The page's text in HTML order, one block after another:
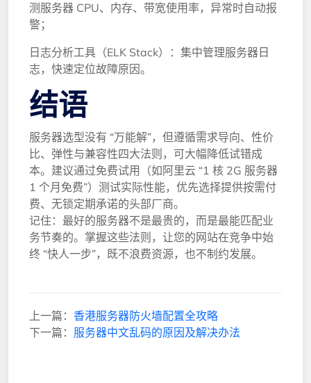
测服务器 CPU、内存、带宽使用率，异常时自动报
警；
日志分析工具（ELK Stack）：集中管理服务器日
志，快速定位故障原因。
结语
服务器选型没有 “万能解”，但遵循需求导向、性价
比、弹性与兼容性四大法则，可大幅降低试错成
本。建议通过免费试用（如阿里云 “1 核 2G 服务器
1 个月免费”）测试实际性能，优先选择提供按需付
费、无锁定期承诺的头部厂商。
记住：最好的服务器不是最贵的，而是最能匹配业
务节奏的。掌握这些法则，让您的网站在竞争中始
终 “快人一步”，既不浪费资源，也不制约发展。
上一篇： 香港服务器防火墙配置全攻略
下一篇： 服务器中文乱码的原因及解决办法